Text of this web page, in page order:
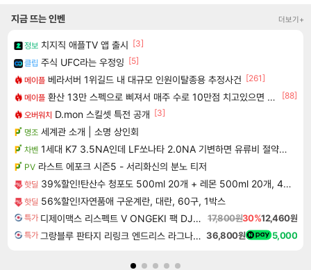
지금 뜨는 인벤 더보기+
정보 치지직 애플TV 앱 출시 [3]
클립 주식 UFC라는 우정잉 [5]
메이플 베라서버 1위길드 내 대규모 인원이탈종용 추정사건 [261]
메이플 환산 13만 스펙으로 삐져서 매주 수로 10만점 치고있으면 ㅋㅋ
[88]
오버워치 D.mon 스킬셋 특전 공개 [3]
명조 세계관 소개 | 소명 상인회
차벤 1세대 K7 3.5NA인데 LF쏘나타 2.0NA 기변하면 유류비 절약이 얼마나 될까요..?
PV 라스트 에포크 시즌5 - 서리화신의 분노 티저
핫딜 39%할인!탄산수 청포도 500ml 20개 + 레몬 500ml 20개, 40개
핫딜 56%할인!자연품애 구운계란, 대란, 60구, 1박스
특가 디제이맥스 리스펙트 V ONGEKI 팩 DJMAX RESPECT V ONGEKI Pack DLC 17,800원30%12,460원
특가 그랑블루 판타지 리링크 엔드리스 라그나로크 업그레이드 킷 Granblue Fantasy Relink Endless Ragnarok Upgrade Kit DLC 36,800원 5,000